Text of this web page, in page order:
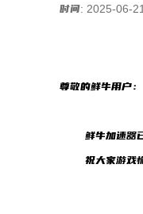
时间: 2025-06-21
尊敬的鲜牛用户：
鲜牛加速器已
祝大家游戏愉